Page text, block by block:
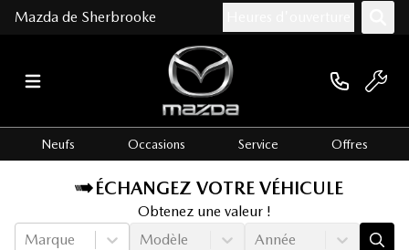
Mazda de Sherbrooke
Neufs Occasions Service Offres
ÉCHANGEZ VOTRE VÉHICULE
Obtenez une valeur !
Marque
Modèle Année